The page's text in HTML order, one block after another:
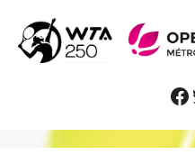
contenu